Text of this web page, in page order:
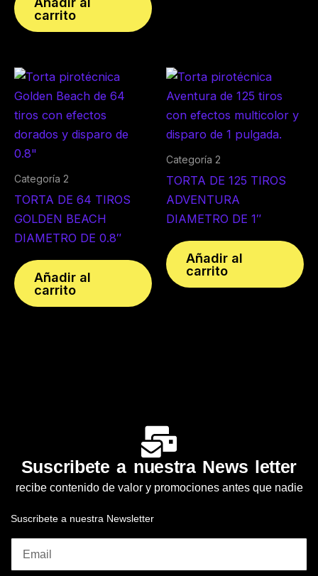
carrito
Categoría 2
TORTA DE 64 TIROS
GOLDEN BEACH
DIAMETRO DE 0.8″
Añadir al
carrito
Categoría 2
TORTA DE 125 TIROS
ADVENTURA
DIAMETRO DE 1″
Añadir al
carrito
Suscribete a nuestra News letter
recibe contenido de valor y promociones antes que nadie
Suscribete a nuestra Newsletter